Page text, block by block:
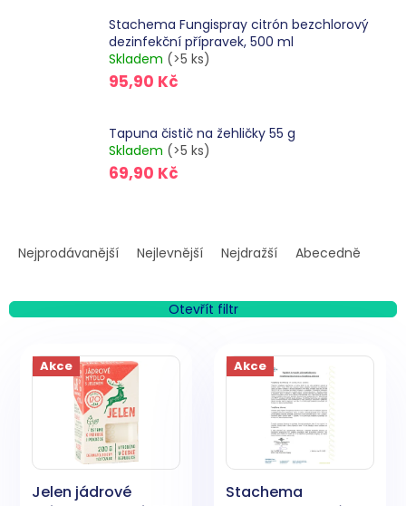
Stachema Fungispray citrón bezchlorový
dezinfekční přípravek, 500 ml
Skladem (>5 ks)
95,90 Kč
Tapuna čistič na žehličky 55 g
Skladem (>5 ks)
69,90 Kč
a
n
Nejprodávanější Nejlevnější Nejdražší Abecedně
Otevřít filtr
Akce
Jelen jádrové
Akce
Stachema